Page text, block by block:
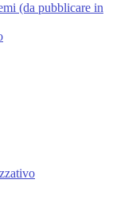
(da pubblicare in